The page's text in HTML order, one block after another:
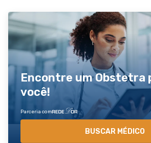
Encontre um Obstetra
você!
Parceria com
BUSCAR MÉDICO